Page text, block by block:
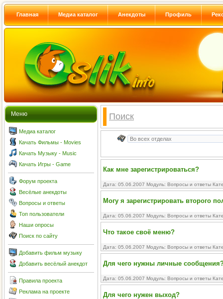
Главная Медиа каталог Анекдоты Профиль
Меню
Медиа каталог
Качать Фильмы - Movies
Качать Музыку - Music
Качать Игры - Game
Форум проекта
Весёлые анекдоты
Вопросы и ответы
Топ пользователи
Наши опросы
Поиск по сайту
Добавить фильм музыку
Добавить весёлый анекдот
Правила проекта
Реклама на проекте
Поиск
Как мне зарегистрироваться?
Дата: 05.06.2007 Модуль: Вопросы и ответы
Могу я зарегистрировать второго
Дата: 05.06.2007 Модуль: Вопросы и ответы
Что такое своё меню?
Дата: 05.06.2007 Модуль: Вопросы и ответы
Для чего нужны личные
Дата: 05.06.2007 Модуль: Вопросы и ответы
Для чего нужен выход?